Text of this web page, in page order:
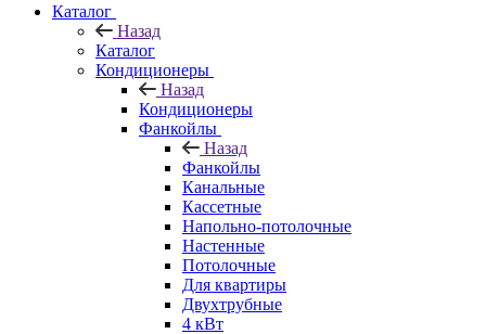
Каталог
Назад
Каталог
Кондиционеры
Назад
Кондиционеры
Фанкойлы
Назад
Фанкойлы
Канальные
Кассетные
Напольно-потолочные
Настенные
Потолочные
Для квартиры
Двухтрубные
4 кВт